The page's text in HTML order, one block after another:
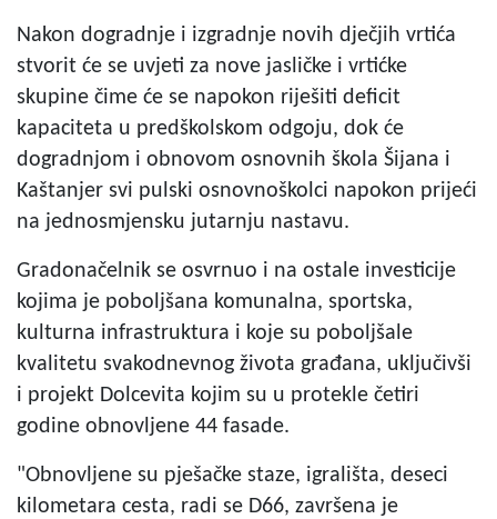
Nakon dogradnje i izgradnje novih dječjih vrtića
stvorit će se uvjeti za nove jasličke i vrtićke
skupine čime će se napokon riješiti deficit
kapaciteta u predškolskom odgoju, dok će
dogradnjom i obnovom osnovnih škola Šijana i
Kaštanjer svi pulski osnovnoškolci napokon prijeći
na jednosmjensku jutarnju nastavu.
Gradonačelnik se osvrnuo i na ostale investicije
kojima je poboljšana komunalna, sportska,
kulturna infrastruktura i koje su poboljšale
kvalitetu svakodnevnog života građana, uključivši
i projekt Dolcevita kojim su u protekle četiri
godine obnovljene 44 fasade.
"Obnovljene su pješačke staze, igrališta, deseci
kilometara cesta, radi se D66, završena je